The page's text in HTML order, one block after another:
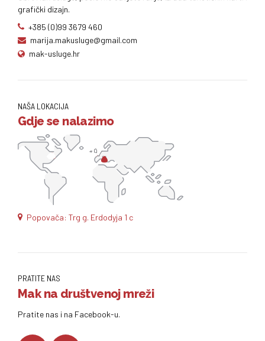
grafički dizajn.
+385 (0)99 3679 460
marija.makusluge@gmail.com
mak-usluge.hr
NAŠA LOKACIJA
Gdje se nalazimo
Popovača: Trg g. Erdodyja 1 c
PRATITE NAS
Mak na društvenoj mreži
Pratite nas i na Facebook-u.